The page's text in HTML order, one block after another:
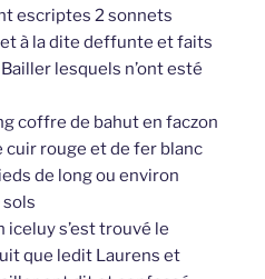
escriptes 2 sonnets
à la dite deffunte et faits
lesquels n’ont esté
coffre de bahut en faczon
rouge et de fer blanc
de long ou environ
s’est trouvé le
que ledit Laurens et